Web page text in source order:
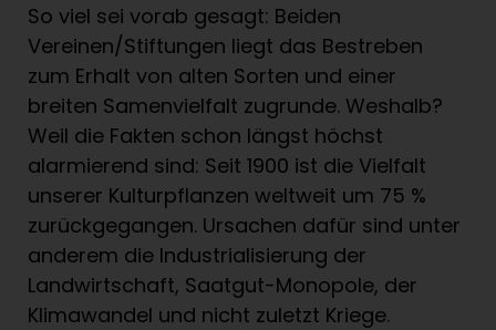
So viel sei vorab gesagt: Beiden
Vereinen/Stiftungen liegt das Bestreben
zum Erhalt von alten Sorten und einer
breiten Samenvielfalt zugrunde. Weshalb?
Weil die Fakten schon längst höchst
alarmierend sind: Seit 1900 ist die Vielfalt
unserer Kulturpflanzen weltweit um 75 %
zurückgegangen. Ursachen dafür sind unter
anderem die Industrialisierung der
Landwirtschaft, Saatgut-Monopole, der
Klimawandel und nicht zuletzt Kriege.